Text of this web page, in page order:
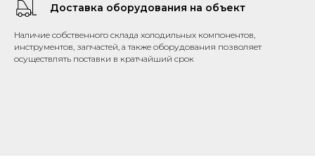
Доставка оборудования на объект
Наличие собственного склада холодильных компонентов,
инструментов, запчастей, а также оборудования позволяет
осуществлять поставки в кратчайший срок